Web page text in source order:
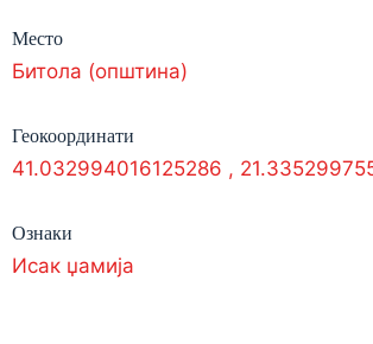
Место
Битола (општина)
Геокоординати
41.032994016125286 ,
Ознаки
Исак џамија